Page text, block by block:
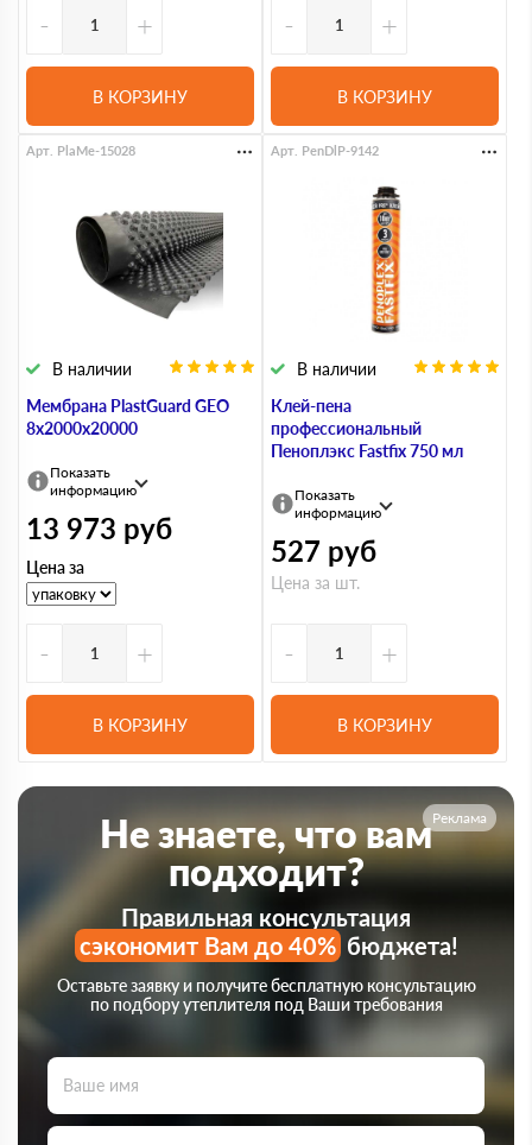
- +
В КОРЗИНУ
- +
В КОРЗИНУ
Мембрана PlastGuard GEO
8х2000х20000
В наличии
Арт. PlaMe-15028
Показать
информацию
13 973 руб
Цена за
- +
В КОРЗИНУ
Клей-пена
профессиональный
Пеноплэкс Fastfix 750 мл
В наличии
Арт. PenDlP-9142
Показать
информацию
527 руб
Цена за шт.
- +
В КОРЗИНУ
Реклама
Не знаете, что вам
подходит?
Правильная консультация
сэкономит Вам до 40%бюджета!
Оставьте заявку и получите бесплатную консультацию
по подбору утеплителя под Ваши требования